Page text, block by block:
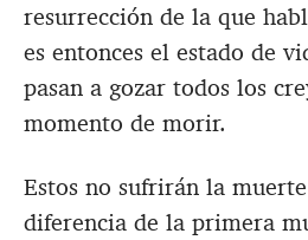
resurrección de la que
es entonces el estado de
pasan a gozar todos los
momento de morir.
Estos no sufrirán la
diferencia de la primera